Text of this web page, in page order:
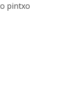
pintxo